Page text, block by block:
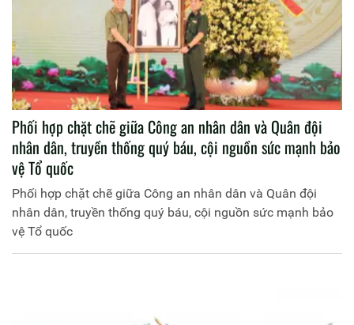
Phối hợp chặt chẽ giữa Công an nhân dân và Quân đội
nhân dân, truyền thống quý báu, cội nguồn sức mạnh bảo
vệ Tổ quốc
Phối hợp chặt chẽ giữa Công an nhân dân và Quân đội
nhân dân, truyền thống quý báu, cội nguồn sức mạnh bảo
vệ Tổ quốc